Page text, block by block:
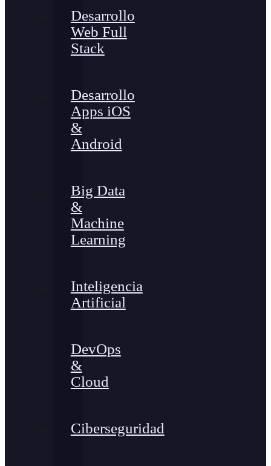
Desarrollo
Web Full
Stack
Desarrollo
Apps iOS
&
Android
Big Data
&
Machine
Learning
Inteligencia
Artificial
DevOps
&
Cloud
Ciberseguridad